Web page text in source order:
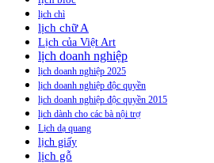
lịch chì
lịch chữ A
Lịch của Việt Art
lịch doanh nghiệp
lịch doanh nghiệp 2025
lịch doanh nghiệp độc quyền
lịch doanh nghiệp độc quyền 2015
lịch dành cho các bà nội trợ
Lịch dạ quang
lịch giấy
lịch gỗ